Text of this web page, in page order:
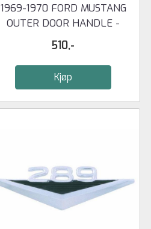
1969-1970 FORD MUSTANG
OUTER DOOR HANDLE -
RIGHT
510,-
Kjøp